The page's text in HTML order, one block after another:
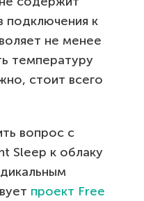
подключения к
не менее
температуру
стоит всего
вопрос с
Sleep к облаку
проект Free